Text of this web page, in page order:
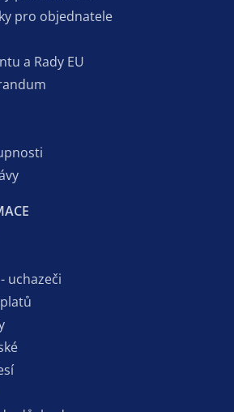
pro objednatele
a Rady EU
uchazeči